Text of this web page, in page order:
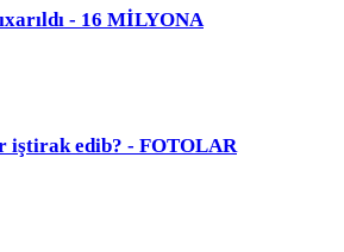
- 16 MİLYONA
iştirak edib? - FOTOLAR